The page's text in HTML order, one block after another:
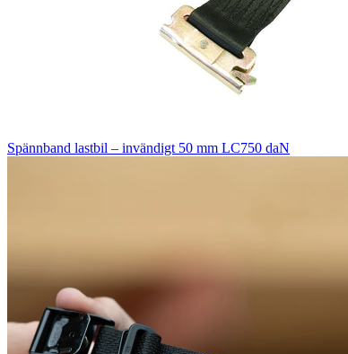
Spännband lastbil – invändigt 50 mm LC750 daN